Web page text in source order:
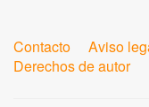
Contacto Aviso
Derechos de autor